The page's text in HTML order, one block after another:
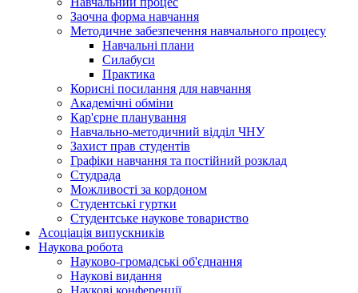
Заочна форма навчання
Методичне забезпечення навчального процесу
Навчальні плани
Силабуси
Практика
Корисні посилання для навчання
Академічні обміни
Кар'єрне планування
Навчально-методичний відділ ЧНУ
Захист прав студентів
Графіки навчання та постійний розклад
Студрада
Можливості за кордоном
Студентські гуртки
Студентське наукове товариство
Асоціація випускників
Наукова робота
Науково-громадські об'єднання
Наукові видання
Наукові конференції